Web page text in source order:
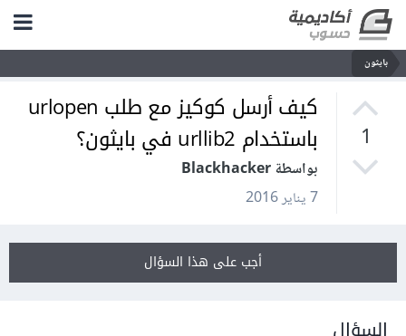
بايثون
1
كيف أرسل كوكيز مع طلب urlopen
باستخدام urllib2 في بايثون؟
بواسطة Blackhacker
7 يناير 2016
أجب على هذا السؤال